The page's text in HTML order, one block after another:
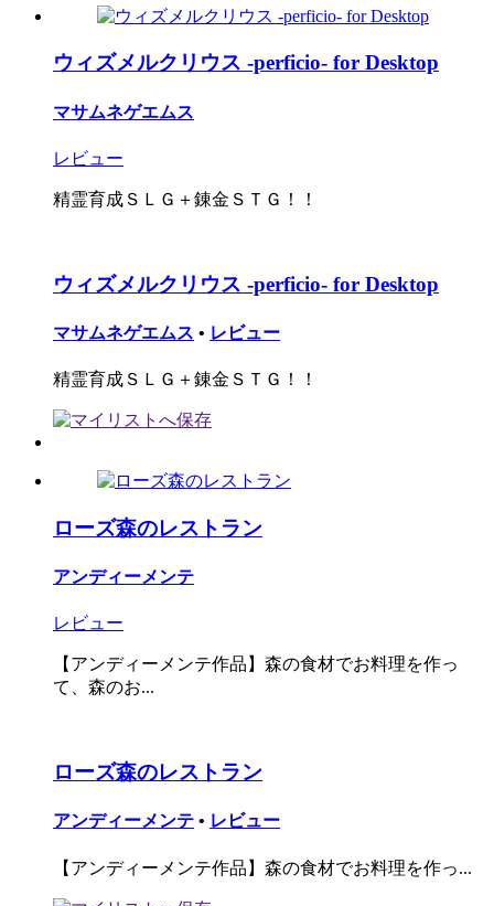
ウィズメルクリウス -perficio- for Desktop
マサムネゲエムス
レビュー
精霊育成ＳＬＧ＋錬金ＳＴＧ！！
ウィズメルクリウス -perficio- for Desktop
マサムネゲエムス • レビュー
精霊育成ＳＬＧ＋錬金ＳＴＧ！！
ローズ森のレストラン
アンディーメンテ
レビュー
【アンディーメンテ作品】森の食材でお料理を作っ
て、森のお...
ローズ森のレストラン
アンディーメンテ • レビュー
【アンディーメンテ作品】森の食材でお料理を作っ...